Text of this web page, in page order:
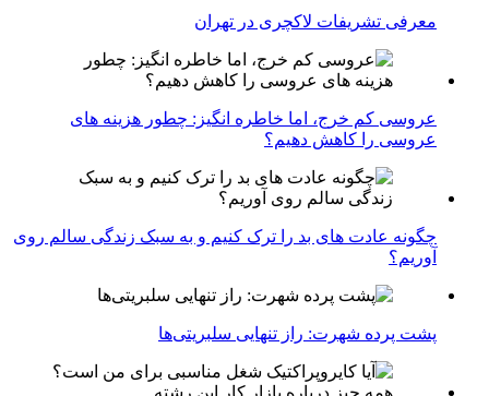
معرفی تشریفات لاکچری در تهران
عروسی کم خرج، اما خاطره انگیز: چطور هزینه های
عروسی را کاهش دهیم؟
چگونه عادت‌ های بد را ترک کنیم و به سبک زندگی سالم روی
آوریم؟
پشت پرده شهرت: راز تنهایی سلبریتی‌ها